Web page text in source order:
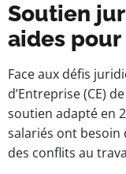
Soutien
aides pour
Face aux défis
d’Entreprise (CE)
soutien adapté en
salariés ont besoin
des conflits au